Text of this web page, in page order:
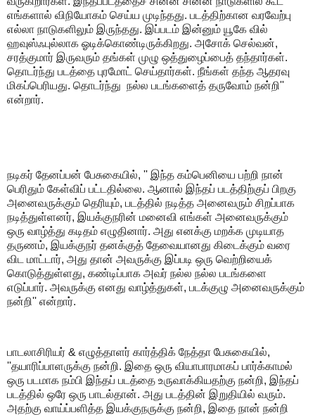
எங்களால் விநியோகம் செய்ய முடிந்தது. படத்திற்கான வரவேற்பு
எல்லா நாடுகளிலும் இருந்தது. இப்படம் இன்னும் யூகே வில்
ஹவுஸ்ஃபுல்லாக ஓடிக்கொண்டிருக்கிறது. அசோக் செல்வன்,
சரத்குமார் இருவரும் தங்கள் முழு ஒத்துழைப்பைத் தந்தார்கள்.
தொடர்ந்து படத்தை புரமோட் செய்தார்கள். நீங்கள் தந்த ஆதரவு
மிகப்பெரியது. தொடர்ந்து நல்ல படங்களைத் தருவோம் நன்றி''
என்றார்.
நடிகர் தேனப்பன் பேசுகையில், '' இந்த கம்பெனியை பற்றி நான்
பெரிதும் கேள்விப் பட்டதில்லை. ஆனால் இந்தப் படத்திற்குப் பிறகு
அனைவருக்கும் தெரியும், படத்தில் நடித்த அனைவரும் சிறப்பாக
நடித்துள்ளனர், இயக்குநரின் மனைவி எங்கள் அனைவருக்கும்
ஒரு வாழ்த்து கடிதம் எழுதினார். அது எனக்கு மறக்க முடியாத
தருணம், இயக்குநர் தனக்குத் தேவையானது கிடைக்கும் வரை
விட மாட்டார், அது தான் அவருக்கு இப்படி ஒரு வெற்றியைக்
கொடுத்துள்ளது, கண்டிப்பாக அவர் நல்ல நல்ல படங்களை
எடுப்பார். அவருக்கு எனது வாழ்த்துகள், படக்குழு அனைவருக்கும்
நன்றி'' என்றார்.
பாடலாசிரியர் & எழுத்தாளர் கார்த்திக் நேத்தா பேசுகையில்,
''தயாரிப்பாளருக்கு நன்றி. இதை ஒரு வியாபாரமாகப் பார்க்காமல்
ஒரு படமாக நம்பி இந்தப் படத்தை உருவாக்கியதற்கு நன்றி, இந்தப்
படத்தில் ஒரே ஒரு பாடல்தான். அது படத்தின் இறுதியில் வரும்.
அதற்கு வாய்ப்பளித்த இயக்குநருக்கு நன்றி, இதை நான் நன்றி